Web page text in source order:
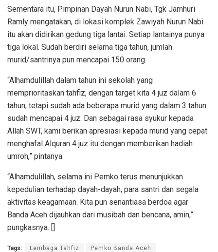
Sementara itu, Pimpinan Dayah Nurun Nabi, Tgk Jamhuri
Ramly mengatakan, di lokasi komplek Zawiyah Nurun Nabi
itu akan didirikan gedung tiga lantai. Setiap lantainya punya
tiga lokal. Sudah berdiri selama tiga tahun, jumlah
murid/santrinya pun mencapai 150 orang.
“Alhamdulillah dalam tahun ini sekolah yang
memprioritaskan tahfiz, dengan target kita 4 juz dalam 6
tahun, tetapi sudah ada beberapa murid yang dalam 3 tahun
sudah mencapai 4 juz. Dan sebagai rasa syukur kepada
Allah SWT, kami berikan apresiasi kepada murid yang cepat
menghafal Alquran 4 juz itu dengan memberikan hadiah
umroh,” pintanya.
“Alhamdulillah, selama ini Pemko terus menunjukkan
kepedulian terhadap dayah-dayah, para santri dan segala
aktivitas keagamaan. Kita pun senantiasa berdoa agar
Banda Aceh dijauhkan dari musibah dan bencana, amin,”
pungkasnya. []
Tags: Lembaga Tahfiz Pemko Banda Aceh